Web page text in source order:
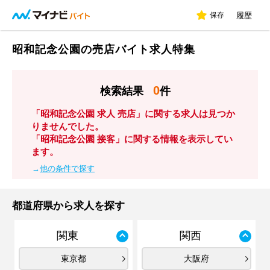
保存 履歴
昭和記念公園の売店バイト求人特集
検索結果 0件
「昭和記念公園 求人 売店」に関する求人は見つか
りませんでした。
「昭和記念公園 接客」に関する情報を表示してい
ます。
→他の条件で探す
都道府県から求人を探す
関東
東京都
関西
大阪府